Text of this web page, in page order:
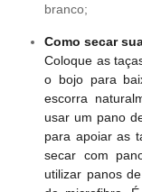
branco;
Como secar
Coloque as
o bojo para
escorra
usar um pano
para apoiar as
secar com
utilizar panos